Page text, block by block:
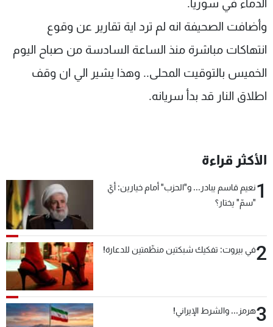
الدماء في سوريا.
وأضافت الصحيفة انه لم ترد اية تقارير عن وقوع
انتهاكات مباشرة منذ الساعة السادسة من صباح اليوم
الخميس بالتوقيت المحلى.. وهذا يشير الي ان وقف
اطلاق النار قد بدأ سريانه.
الأكثر قراءة
1نعيم قاسم يبادر... و"الحزب" أمام خيارين: أيّ
"سمّ" يختار؟
2في بيروت: تفكيك شبكتين منظّمتين للدعارة!
3هرمز... والشرط الإيراني!